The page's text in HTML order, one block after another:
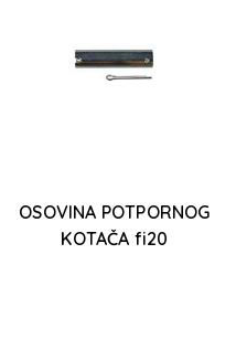
OSOVINA POTPORNOG
KOTAČA fi20